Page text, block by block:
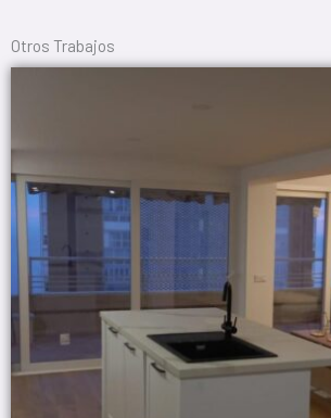
Otros Trabajos